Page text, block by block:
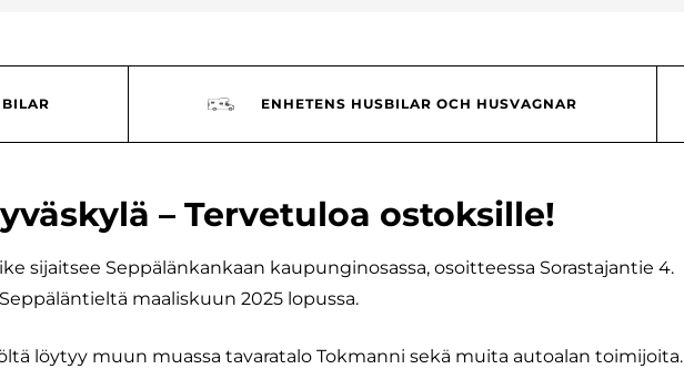
ENHETENS HUSBILAR OCH HUSVAGNAR
– Tervetuloa ostoksille!
sijaitsee Seppälänkankaan kaupunginosassa, osoitteessa Sorastajantie 4.
maaliskuun 2025 lopussa.
löytyy muun muassa tavaratalo Tokmanni sekä muita autoalan toimijoita.